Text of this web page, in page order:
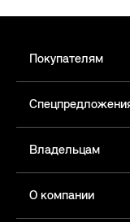
Покупателям
Владельцам
О компании